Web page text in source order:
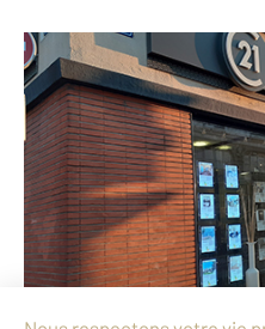
18 rue